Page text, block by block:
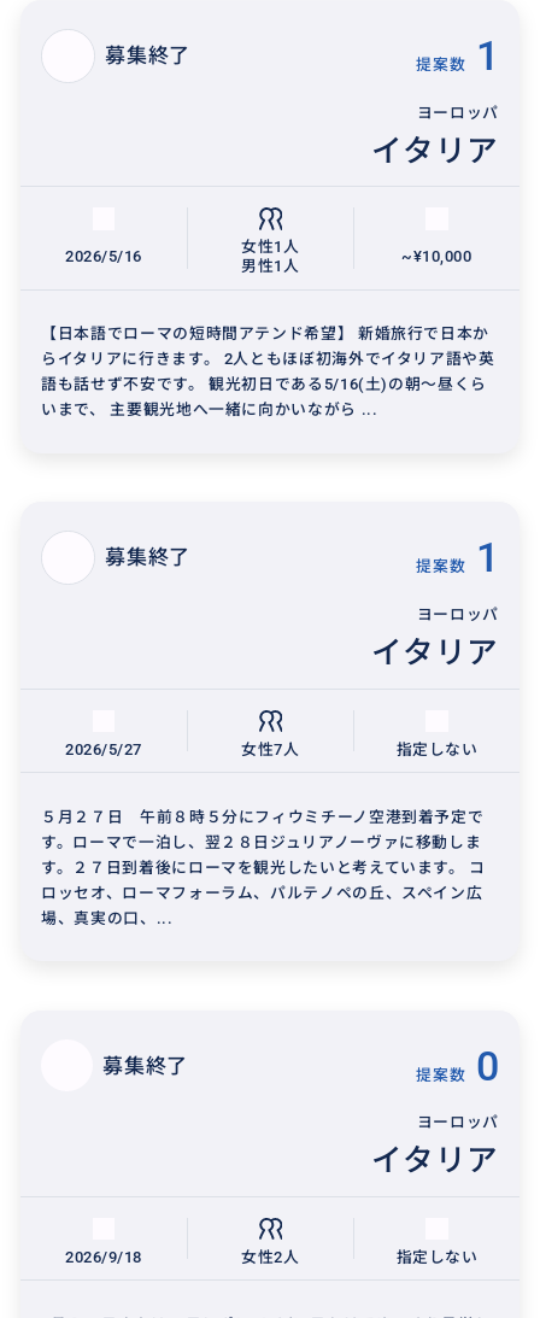
募集終了 提案数 1
ヨーロッパ
イタリア
2026/5/16
女性1人
男性1人
~¥10,000
【日本語でローマの短時間アテンド希望】 新婚旅行で日本か
らイタリアに行きます。 2人ともほぼ初海外でイタリア語や英
語も話せず不安です。 観光初日である5/16(土)の朝～昼くら
いまで、 主要観光地へ一緒に向かいながら ...
募集終了 提案数 1
ヨーロッパ
イタリア
2026/5/27 女性7人 指定しない
５月２７日 午前８時５分にフィウミチーノ空港到着予定で
す。ローマで一泊し、翌２８日ジュリアノーヴァに移動しま
す。２７日到着後にローマを観光したいと考えています。 コ
ロッセオ、ローマフォーラム、パルテノペの丘、スペイン広
場、真実の口、...
募集終了 提案数 0
ヨーロッパ
イタリア
2026/9/18 女性2人 指定しない